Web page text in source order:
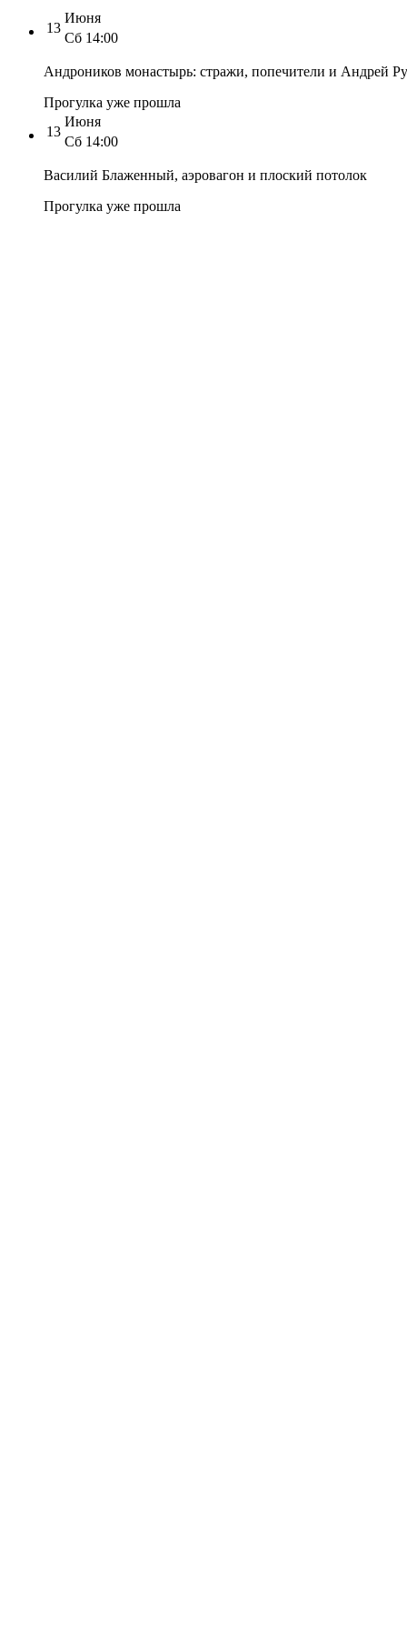
13
Июня
Сб 14:00
Андроников монастырь: стражи, попечители и Андрей
Прогулка уже прошла
13
Июня
Сб 14:00
Василий Блаженный, аэровагон и плоский потолок
Прогулка уже прошла